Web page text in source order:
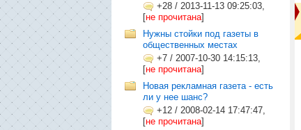
+28 / 2013-11-13 09:25:03,
[не прочитана]
Нужны стойки под газеты в
общественных местах
+7 / 2007-10-30 14:15:13,
[не прочитана]
Новая рекламная газета - есть
ли у нее шанс?
+12 / 2008-02-14 17:47:47,
[не прочитана]